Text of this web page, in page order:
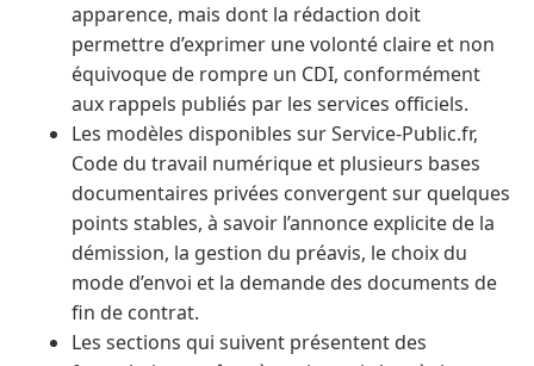
apparence, mais dont la rédaction doit
permettre d’exprimer une volonté claire et non
équivoque de rompre un CDI, conformément
aux rappels publiés par les services officiels.
Les modèles disponibles sur Service-Public.fr,
Code du travail numérique et plusieurs bases
documentaires privées convergent sur quelques
points stables, à savoir l’annonce explicite de la
démission, la gestion du préavis, le choix du
mode d’envoi et la demande des documents de
fin de contrat.
Les sections qui suivent présentent des